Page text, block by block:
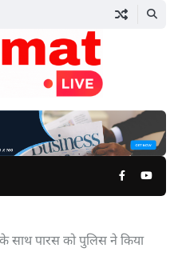
Facebook
के साथ पारस को पुलिस ने किया